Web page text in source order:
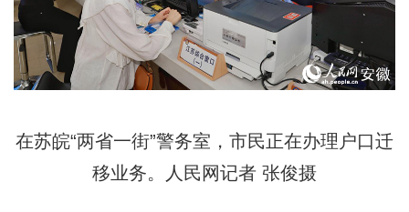
在苏皖“两省一街”警务室，市民正在办理户口迁
移业务。人民网记者 张俊摄